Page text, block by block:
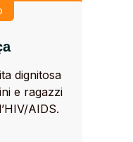
dignitosa
e ragazzi
AIDS.